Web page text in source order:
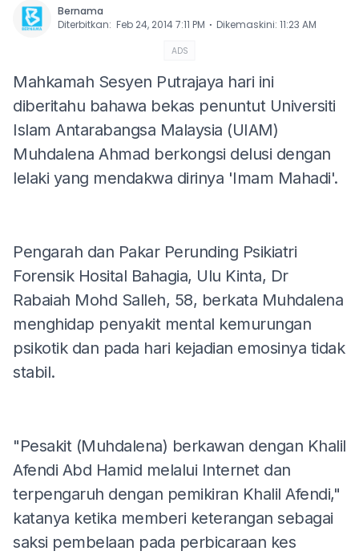
Bernama
Diterbitkan: Feb 24, 2014 7:11 PM ⋅ Dikemaskini: 11:23 AM
ADS
Mahkamah Sesyen Putrajaya hari ini
diberitahu bahawa bekas penuntut Universiti
Islam Antarabangsa Malaysia (UIAM)
Muhdalena Ahmad berkongsi delusi dengan
lelaki yang mendakwa dirinya 'Imam Mahadi'.
Pengarah dan Pakar Perunding Psikiatri
Forensik Hosital Bahagia, Ulu Kinta, Dr
Rabaiah Mohd Salleh, 58, berkata Muhdalena
menghidap penyakit mental kemurungan
psikotik dan pada hari kejadian emosinya tidak
stabil.
"Pesakit (Muhdalena) berkawan dengan Khalil
Afendi Abd Hamid melalui Internet dan
terpengaruh dengan pemikiran Khalil Afendi,"
katanya ketika memberi keterangan sebagai
saksi pembelaan pada perbicaraan kes